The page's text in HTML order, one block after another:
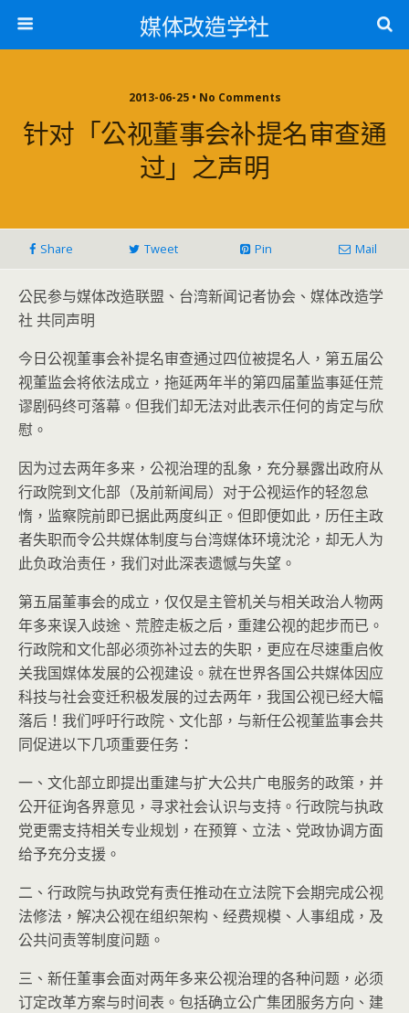
媒体改造学社
2013-06-25 • No Comments
针对「公视董事会补提名审查通
过」之声明
Share Tweet Pin Mail
公民参与媒体改造联盟、台湾新闻记者协会、媒体改造学
社 共同声明
今日公视董事会补提名审查通过四位被提名人，第五届公
视董监会将依法成立，拖延两年半的第四届董监事延任荒
谬剧码终可落幕。但我们却无法对此表示任何的肯定与欣
慰。
因为过去两年多来，公视治理的乱象，充分暴露出政府从
行政院到文化部（及前新闻局）对于公视运作的轻忽怠
惰，监察院前即已据此两度纠正。但即便如此，历任主政
者失职而令公共媒体制度与台湾媒体环境沈沦，却无人为
此负政治责任，我们对此深表遗憾与失望。
第五届董事会的成立，仅仅是主管机关与相关政治人物两
年多来误入歧途、荒腔走板之后，重建公视的起步而已。
行政院和文化部必须弥补过去的失职，更应在尽速重启攸
关我国媒体发展的公视建设。就在世界各国公共媒体因应
科技与社会变迁积极发展的过去两年，我国公视已经大幅
落后！我们呼吁行政院、文化部，与新任公视董监事会共
同促进以下几项重要任务：
一、文化部立即提出重建与扩大公共广电服务的政策，并
公开征询各界意见，寻求社会认识与支持。行政院与执政
党更需支持相关专业规划，在预算、立法、党政协调方面
给予充分支援。
二、行政院与执政党有责任推动在立法院下会期完成公视
法修法，解决公视在组织架构、经费规模、人事组成，及
公共问责等制度问题。
三、新任董事会面对两年多来公视治理的各种问题，必须
订定改革方案与时间表。包括确立公广集团服务方向、建